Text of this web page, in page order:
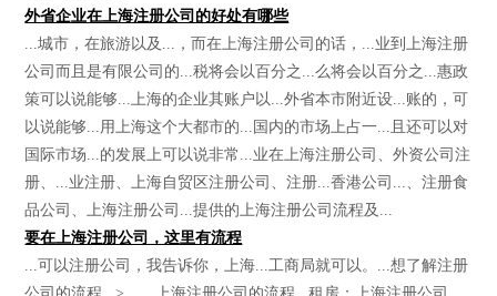
外省企业在上海注册公司的好处有哪些
...城市，在旅游以及...，而在上海注册公司的话，...业到上海注册
公司而且是有限公司的...税将会以百分之...么将会以百分之...惠政
策可以说能够...上海的企业其账户以...外省本市附近设...账的，可
以说能够...用上海这个大都市的...国内的市场上占一...且还可以对
国际市场...的发展上可以说非常...业在上海注册公司、外资公司注
册、...业注册、上海自贸区注册公司、注册...香港公司...、注册食
品公司、上海注册公司...提供的上海注册公司流程及...
要在上海注册公司，这里有流程
...可以注册公司，我告诉你，上海...工商局就可以。...想了解注册